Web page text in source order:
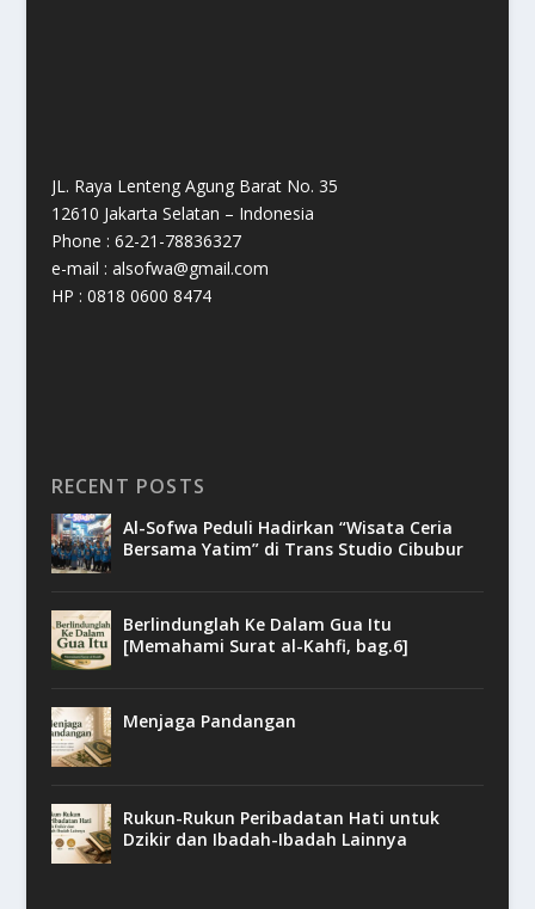
JL. Raya Lenteng Agung Barat No. 35
12610 Jakarta Selatan – Indonesia
Phone : 62-21-78836327
e-mail : alsofwa@gmail.com
HP : 0818 0600 8474
RECENT POSTS
Al-Sofwa Peduli Hadirkan “Wisata Ceria
Bersama Yatim” di Trans Studio Cibubur
Berlindunglah Ke Dalam Gua Itu
[Memahami Surat al-Kahfi, bag.6]
Menjaga Pandangan
Rukun-Rukun Peribadatan Hati untuk
Dzikir dan Ibadah-Ibadah Lainnya